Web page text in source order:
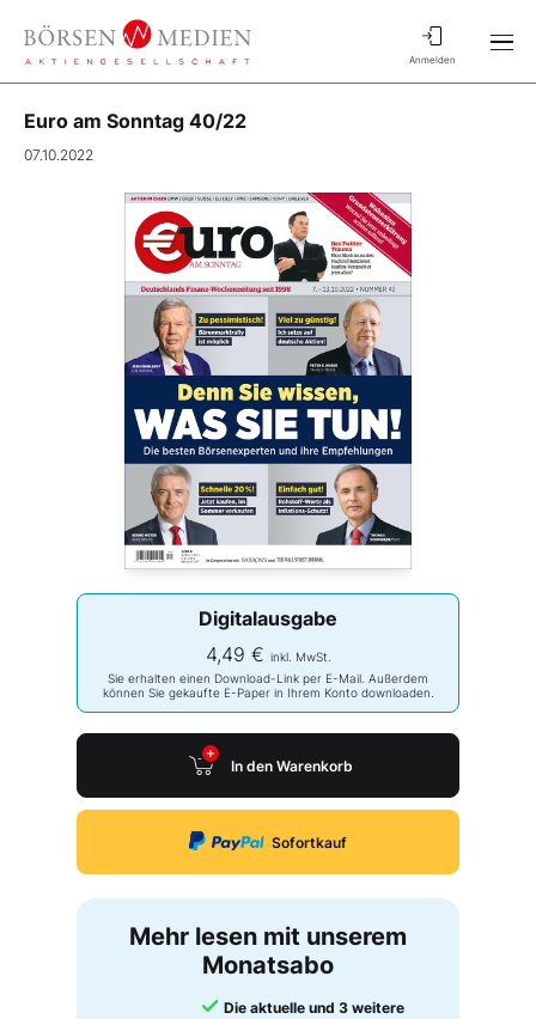
Anmelden
Euro am Sonntag 40/22
07.10.2022
Digitalausgabe
4,49 € inkl. MwSt.
Sie erhalten einen Download-Link per E-Mail. Außerdem
können Sie gekaufte E-Paper in Ihrem Konto downloaden.
In den Warenkorb
Sofortkauf
Mehr lesen mit unserem
Monatsabo
Die aktuelle und 3 weitere